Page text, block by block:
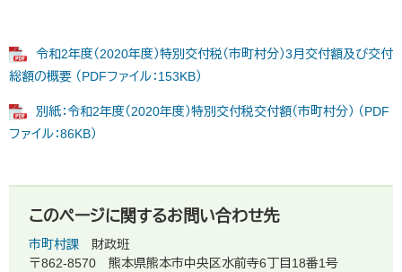
令和2年度（2020年度）特別交付税（市町村分）3月交付額及び交付
総額の概要 （PDFファイル：153KB）
別紙：令和2年度（2020年度）特別交付税交付額（市町村分） （PDF
ファイル：86KB）
このページに関するお問い合わせ先
市町村課
財政班
〒862-8570
熊本県熊本市中央区水前寺6丁目18番1号